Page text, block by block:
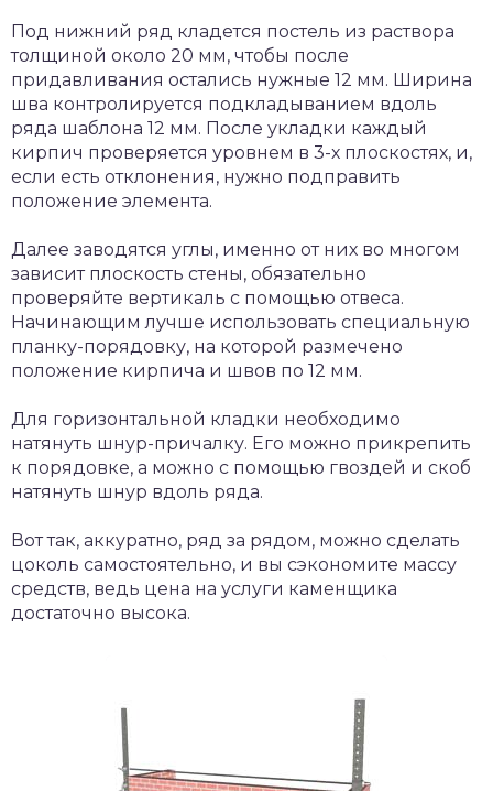
Под нижний ряд кладется постель из раствора
толщиной около 20 мм, чтобы после
придавливания остались нужные 12 мм. Ширина
шва контролируется подкладыванием вдоль
ряда шаблона 12 мм. После укладки каждый
кирпич проверяется уровнем в 3-х плоскостях, и,
если есть отклонения, нужно подправить
положение элемента.
Далее заводятся углы, именно от них во многом
зависит плоскость стены, обязательно
проверяйте вертикаль с помощью отвеса.
Начинающим лучше использовать специальную
планку-порядовку, на которой размечено
положение кирпича и швов по 12 мм.
Для горизонтальной кладки необходимо
натянуть шнур-причалку. Его можно прикрепить
к порядовке, а можно с помощью гвоздей и скоб
натянуть шнур вдоль ряда.
Вот так, аккуратно, ряд за рядом, можно сделать
цоколь самостоятельно, и вы сэкономите массу
средств, ведь цена на услуги каменщика
достаточно высока.